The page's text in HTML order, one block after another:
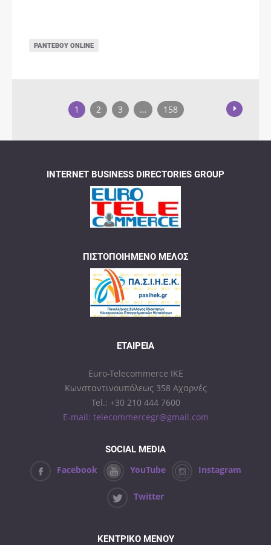
ΡΑΝΤΕΒΟΎ ONLINE
1 2 3 … 158
INTERNET BUSINESS DIRECTORIES GROUP
ΠΙΣΤΟΠΟΙΗΜΈΝΟ ΜΈΛΟΣ
ΕΤΑΙΡΕΊΑ
Euro-Telecommerce IKE
Κωνσταντινουπόλεως 358 Αχαρνές
Tel.: +30 210 444 7600
E-mail: telecommercegr@gmail.com
SOCIAL MEDIA
Facebook YouTube Instagram
Twitter
ΚΕΝΤΡΙΚΟ ΜΕΝΟΥ